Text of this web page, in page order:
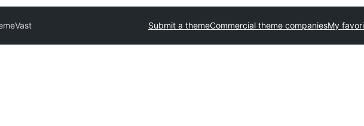
Vast Submit a themeCommercial theme companiesMy